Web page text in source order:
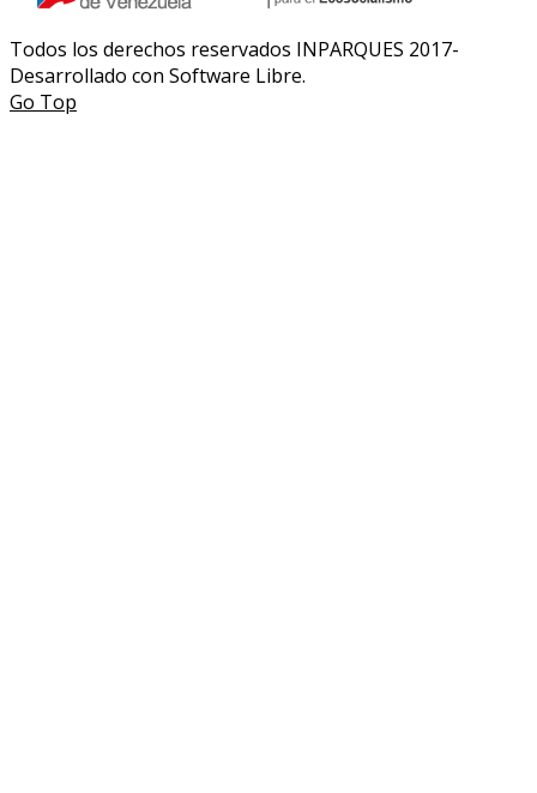
Todos los derechos reservados INPARQUES 2017-
Desarrollado con Software Libre.
Go Top